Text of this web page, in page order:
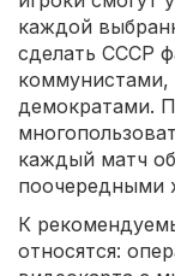
каждой
сделать СССР
демократами.
каждый матч
поочередными
К
относятся: